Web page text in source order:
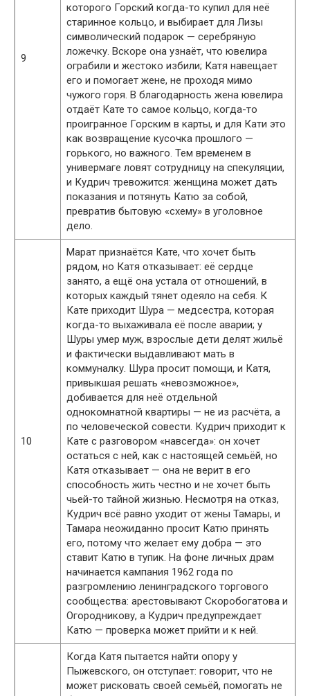
9
которого Горский когда-то купил для неё
старинное кольцо, и выбирает для Лизы
символический подарок — серебряную
ложечку. Вскоре она узнаёт, что ювелира
ограбили и жестоко избили; Катя навещает
его и помогает жене, не проходя мимо
чужого горя. В благодарность жена ювелира
отдаёт Кате то самое кольцо, когда-то
проигранное Горским в карты, и для Кати это
как возвращение кусочка прошлого —
горького, но важного. Тем временем в
универмаге ловят сотрудницу на спекуляции,
и Кудрич тревожится: женщина может дать
показания и потянуть Катю за собой,
превратив бытовую «схему» в уголовное
дело.
10
Марат признаётся Кате, что хочет быть
рядом, но Катя отказывает: её сердце
занято, а ещё она устала от отношений, в
которых каждый тянет одеяло на себя. К
Кате приходит Шура — медсестра, которая
когда-то выхаживала её после аварии; у
Шуры умер муж, взрослые дети делят жильё
и фактически выдавливают мать в
коммуналку. Шура просит помощи, и Катя,
привыкшая решать «невозможное»,
добивается для неё отдельной
однокомнатной квартиры — не из расчёта, а
по человеческой совести. Кудрич приходит к
Кате с разговором «навсегда»: он хочет
остаться с ней, как с настоящей семьёй, но
Катя отказывает — она не верит в его
способность жить честно и не хочет быть
чьей-то тайной жизнью. Несмотря на отказ,
Кудрич всё равно уходит от жены Тамары, и
Тамара неожиданно просит Катю принять
его, потому что желает ему добра — это
ставит Катю в тупик. На фоне личных драм
начинается кампания 1962 года по
разгромлению ленинградского торгового
сообщества: арестовывают Скоробогатова и
Огородникову, а Кудрич предупреждает
Катю — проверка может прийти и к ней.
Когда Катя пытается найти опору у
Пыжевского, он отступает: говорит, что не
может рисковать своей семьёй, помогать не